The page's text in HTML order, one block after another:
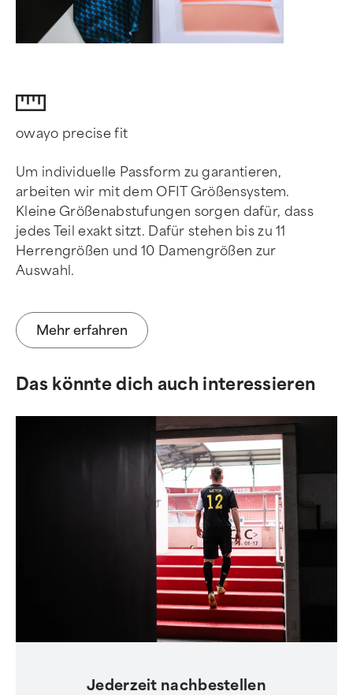
owayo precise fit
Um individuelle Passform zu garantieren,
arbeiten wir mit dem OFIT Größensystem.
Kleine Größenabstufungen sorgen dafür, dass
jedes Teil exakt sitzt. Dafür stehen bis zu 11
Herrengrößen und 10 Damengrößen zur
Auswahl.
Mehr erfahren
Das könnte dich auch interessieren
Jederzeit nachbestellen